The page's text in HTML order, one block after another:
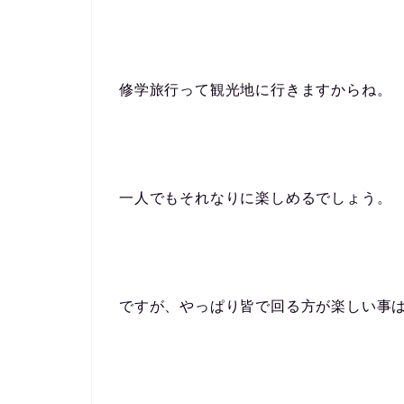
修学旅行って観光地に行きますからね。
一人でもそれなりに楽しめるでしょう。
ですが、やっぱり皆で回る方が楽しい事